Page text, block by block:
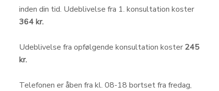
inden din tid. Udeblivelse fra 1. konsultation koster
364kr.
Udeblivelse fra opfølgende konsultation koster 245
kr.
Telefonen er åben fra kl. 08-18 bortset fra fredag,